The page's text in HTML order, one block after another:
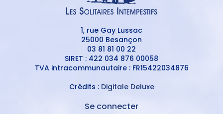
1, rue Gay Lussac
25000 Besançon
03 81 81 00 22
SIRET : 422 034 876 00058
TVA intracommunautaire : FR15422034876
Crédits : Digitale Deluxe
Se connecter